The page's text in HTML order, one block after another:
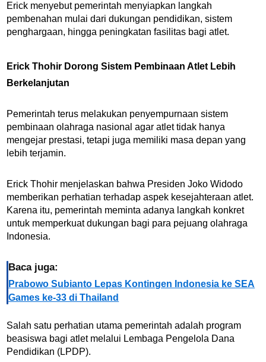
Erick menyebut pemerintah menyiapkan langkah
pembenahan mulai dari dukungan pendidikan, sistem
penghargaan, hingga peningkatan fasilitas bagi atlet.
Erick Thohir Dorong Sistem Pembinaan Atlet Lebih
Berkelanjutan
Pemerintah terus melakukan penyempurnaan sistem
pembinaan olahraga nasional agar atlet tidak hanya
mengejar prestasi, tetapi juga memiliki masa depan yang
lebih terjamin.
Erick Thohir menjelaskan bahwa Presiden Joko Widodo
memberikan perhatian terhadap aspek kesejahteraan atlet.
Karena itu, pemerintah meminta adanya langkah konkret
untuk memperkuat dukungan bagi para pejuang olahraga
Indonesia.
Baca juga:
Prabowo Subianto Lepas Kontingen Indonesia ke SEA
Games ke-33 di Thailand
Salah satu perhatian utama pemerintah adalah program
beasiswa bagi atlet melalui Lembaga Pengelola Dana
Pendidikan (LPDP).